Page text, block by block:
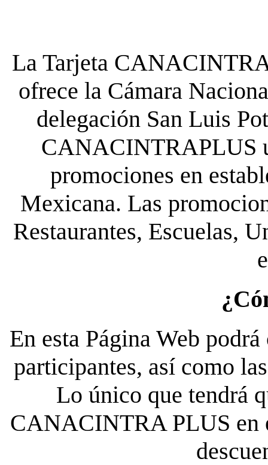
La Tarjeta
ofrece la Cámara
delegación San Luis
CANACINTRAPLUS
promociones en
Mexicana. Las
Restaurantes, Escuelas,
En esta Página Web
participantes, así como
Lo único que tendrá
CANACINTRA PLUS en